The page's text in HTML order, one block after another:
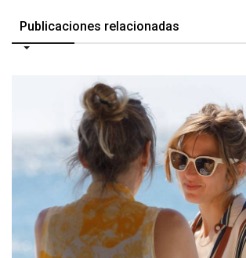
Publicaciones relacionadas